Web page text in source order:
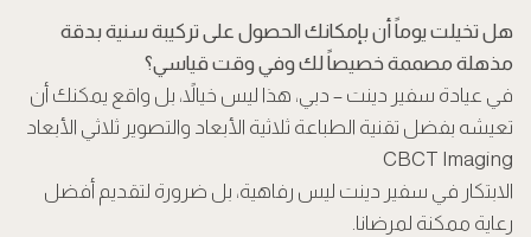
هل تخيلت يوماً أن بإمكانك الحصول على تركيبة سنية بدقة
مذهلة مصممة خصيصاً لك وفي وقت قياسي؟
في عيادة سفير دينت – دبي، هذا ليس خيالاً، بل واقع يمكنك أن
تعيشه بفضل تقنية الطباعة ثلاثية الأبعاد والتصوير ثلاثي الأبعاد
CBCT Imaging
الابتكار في سفير دينت ليس رفاهية، بل ضرورة لتقديم أفضل
رعاية ممكنة لمرضانا.